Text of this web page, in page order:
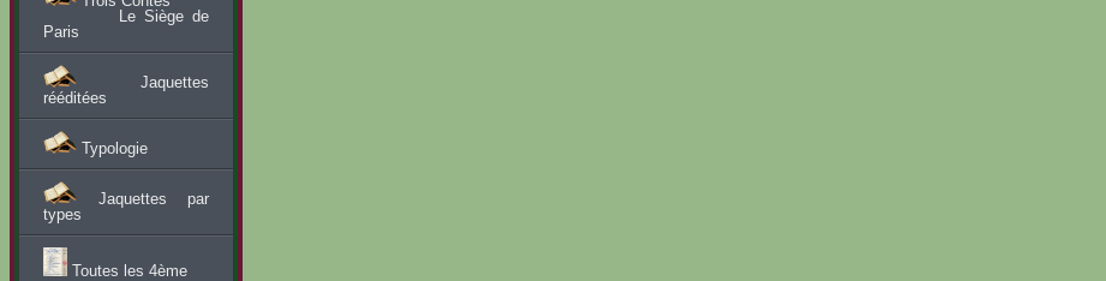
Le Siège de
Paris
Jaquettes
rééditées
Typologie
Jaquettes par
types
Toutes les 4ème